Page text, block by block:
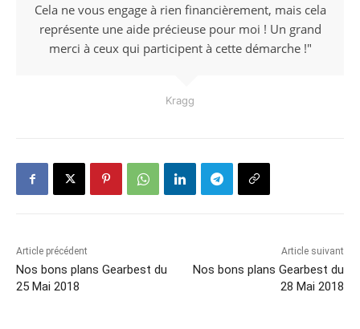
Cela ne vous engage à rien financièrement, mais cela
représente une aide précieuse pour moi ! Un grand
merci à ceux qui participent à cette démarche !"
Kragg
Article précédent
Nos bons plans Gearbest du
25 Mai 2018
Article suivant
Nos bons plans Gearbest du
28 Mai 2018